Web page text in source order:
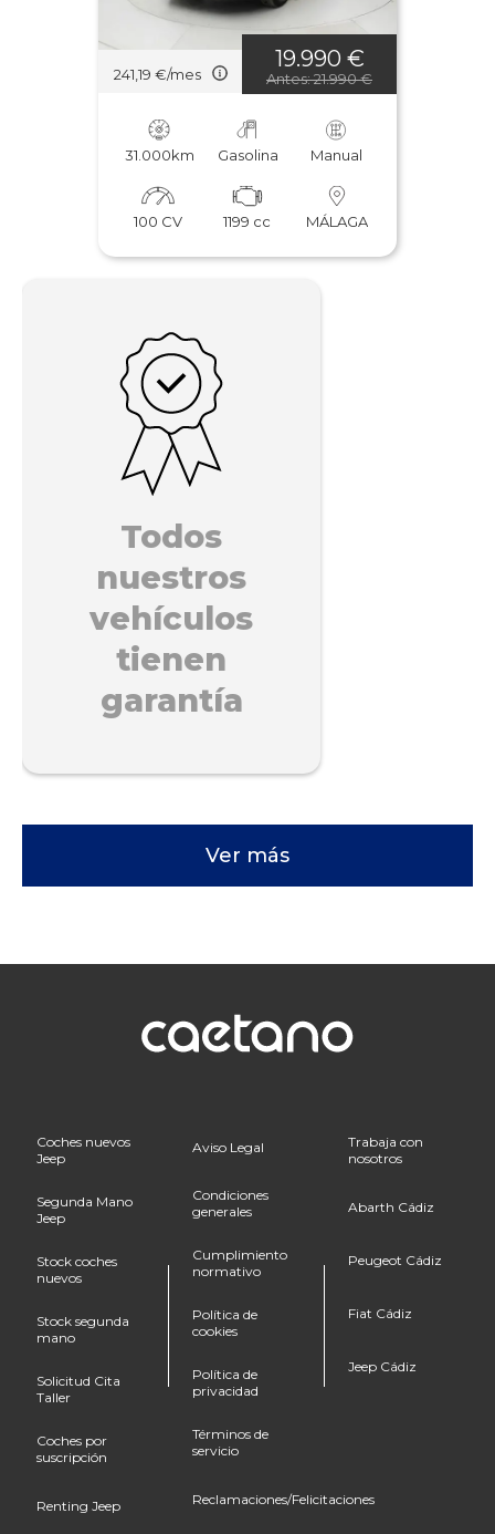
241,19 €/mes
19.990 €
Antes: 21.990 €
31.000km Gasolina Manual
100 CV 1199 cc MÁLAGA
Todos
nuestros
vehículos
tienen
garantía
Ver más
Coches nuevos
Jeep
Segunda Mano
Jeep
Stock coches
nuevos
Stock segunda
mano
Solicitud Cita
Taller
Coches por
suscripción
Renting Jeep
Aviso Legal
Condiciones
generales
Cumplimiento
normativo
Política de
cookies
Política de
privacidad
Términos de
servicio
Reclamaciones/Felicitaciones
Trabaja con
nosotros
Abarth Cádiz
Peugeot Cádiz
Fiat Cádiz
Jeep Cádiz